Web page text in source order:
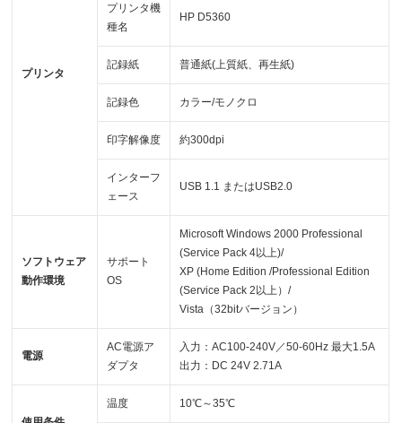
プリンタ
プリンタ機
種名
HP D5360
記録紙 普通紙(上質紙、再生紙)
記録色 カラー/モノクロ
印字解像度 約300dpi
インターフ
ェース
USB 1.1 またはUSB2.0
ソフトウェア
動作環境
サポート
OS
Microsoft Windows 2000 Professional
(Service Pack 4以上)/
XP (Home Edition /Professional Edition
(Service Pack 2以上）/
Vista（32bitバージョン）
電源
AC電源ア
ダプタ
入力：AC100-240V／50-60Hz 最大1.5A
出力：DC 24V 2.71A
温度 10℃～35℃